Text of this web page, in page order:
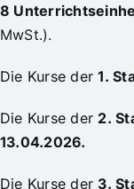
8
MwSt.).
Die Kurse der1.
Die Kurse der 2.
13.04.2026.
Die Kurse der 3.